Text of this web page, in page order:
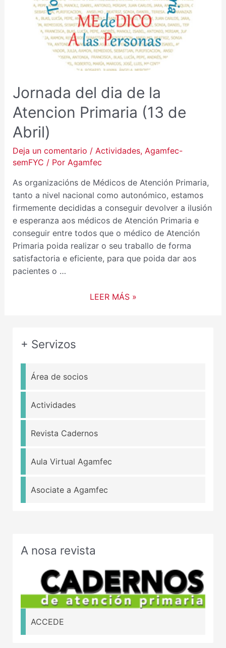
Jornada del dia de la
Atencion Primaria (13 de
Abril)
Deja un comentario / Actividades, Agamfec-
semFYC / Por Agamfec
As organizacións de Médicos de Atención Primaria,
tanto a nivel nacional como autonómico, estamos
firmemente decididas a conseguir devolver a ilusión
e esperanza aos médicos de Atención Primaria e
conseguir entre todos que o médico de Atención
Primaria poida realizar o seu traballo de forma
satisfactoria e eficiente, para que poida dar aos
pacientes o …
PRIMARIA
(13
DE
ABRIL)
LEER MÁS »
+ Servizos
Área de socios
Actividades
Revista Cadernos
Aula Virtual Agamfec
Asociate a Agamfec
A nosa revista
ACCEDE